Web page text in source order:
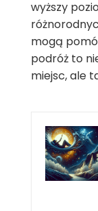
wyższy
mogą
podróż to
miejsc, ale